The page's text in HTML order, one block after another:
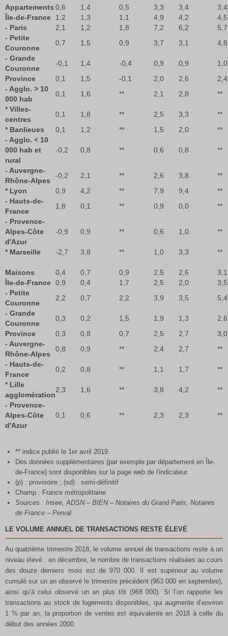
Appartements 0,6 1,4 0,5 3,3 3,4
3,4
Île-de-France
1,2 1,3 1,1 4,9 4,2
4,5
- Paris
2,1 1,2 1,8 7,2 6,2
5,7
- Petite
Couronne
0,7 1,5 0,9 3,7 3,1
4,8
- Grande
Couronne
-0,1 1,4 -0,4 0,9 0,9
1,0
Province
0,1 1,5 -0,1 2,0 2,6
2,4
- Agglo. > 10
000 hab
0,1 1,6 ** 2,1 2,8
**
* Villes-
centres
0,1 1,8 ** 2,5 3,3
**
* Banlieues
0,1 1,2 ** 1,5 2,0
**
- Agglo. < 10
000 hab et
rural
-0,2 0,8 ** 0,6 0,8 **
- Auvergne-
Rhône-Alpes
-0,2 2,1 ** 2,6 3,8
**
* Lyon
0,9 4,2 ** 7,9 9,4
**
- Hauts-de-
France
1,8 0,1 ** 0,9 0,0
**
- Provence-
Alpes-Côte
d'Azur
-0,9 0,9 ** 0,6 1,0 **
* Marseille -2,7 3,8 ** 1,0 3,3 **
Maisons 0,4 0,7 0,9 2,5 2,6
3,1
Île-de-France 0,9 0,4 1,7 2,5 2,0
3,5
- Petite
Couronne
2,2 0,7 2,2 3,9 3,5
5,4
- Grande
Couronne
0,3 0,2 1,5 1,9 1,3
2,6
Province
0,3 0,8 0,7 2,5 2,7
3,0
- Auvergne-
Rhône-Alpes
0,8 0,9 ** 2,4 2,7
**
- Hauts-de-
France
0,2 0,8 ** 1,1 1,7
**
* Lille
agglomération
2,3 1,6 ** 3,8 4,2
**
- Provence-
Alpes-Côte
d'Azur
0,1 0,6 ** 2,3 2,3 **
** indice publié le 1er avril 2019.
Des données supplémentaires (par exemple par département en Île-
de-France) sont disponibles sur la page web de l'indicateur.
(p) : provisoire ; (sd) : semi-définitif
Champ : France métropolitaine
Sources : Insee, ADSN – BIEN – Notaires du Grand Paris, Notaires
de France – Perval
LE VOLUME ANNUEL DE TRANSACTIONS RESTE ÉLEVÉ
Au quatrième trimestre 2018, le volume annuel de transactions reste à un
niveau élevé : en décembre, le nombre de transactions réalisées au cours
des douze derniers mois est de 970 000. Il est supérieur au volume
cumulé sur un an observé le trimestre précédent (963 000 en septembre),
ainsi qu’à celui observé un an plus tôt (968 000). Si l’on rapporte les
transactions au stock de logements disponibles, qui augmente d’environ
1 % par an, la proportion de ventes est équivalente en 2018 à celle du
début des années 2000.